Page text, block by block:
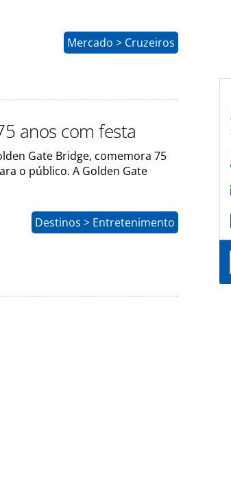
Mercado > Cruzeiros
anos com festa
Gate Bridge, comemora 75
o público. A Golden Gate
Destinos > Entretenimento